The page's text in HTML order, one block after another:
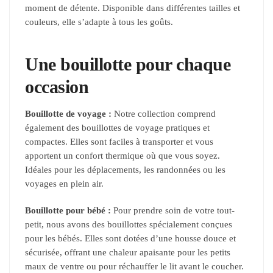
moment de détente. Disponible dans différentes tailles et
couleurs, elle s’adapte à tous les goûts.
Une bouillotte pour chaque
occasion
Bouillotte de voyage : Notre collection comprend
également des bouillottes de voyage pratiques et
compactes. Elles sont faciles à transporter et vous
apportent un confort thermique où que vous soyez.
Idéales pour les déplacements, les randonnées ou les
voyages en plein air.
Bouillotte pour bébé : Pour prendre soin de votre tout-
petit, nous avons des bouillottes spécialement conçues
pour les bébés. Elles sont dotées d’une housse douce et
sécurisée, offrant une chaleur apaisante pour les petits
maux de ventre ou pour réchauffer le lit avant le coucher.